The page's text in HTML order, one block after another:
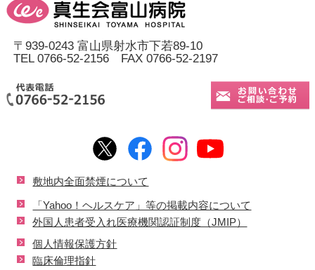
〒939-0243 富山県射水市下若89-10
TEL 0766-52-2156 FAX 0766-52-2197
敷地内全面禁煙について
「Yahoo！ヘルスケア」等の掲載内容について
外国人患者受入れ医療機関認証制度（JMIP）
個人情報保護方針
臨床倫理指針